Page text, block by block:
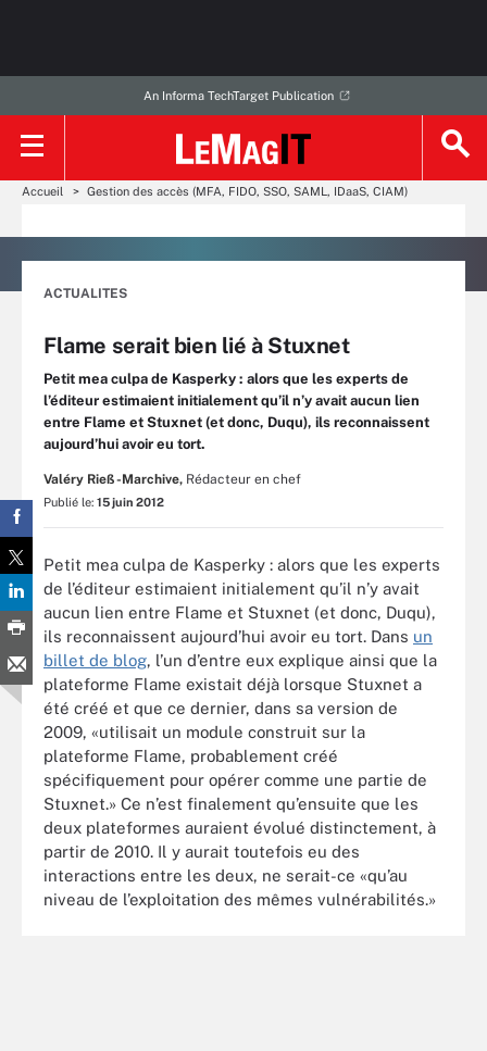
An Informa TechTarget Publication
Accueil Gestion des accès (MFA, FIDO, SSO, SAML, IDaaS, CIAM)
ACTUALITES
Flame serait bien lié à Stuxnet
Petit mea culpa de Kasperky : alors que les experts de
l’éditeur estimaient initialement qu’il n’y avait aucun lien
entre Flame et Stuxnet (et donc, Duqu), ils reconnaissent
aujourd’hui avoir eu tort.
Valéry Rieß-Marchive, Rédacteur en chef
Publié le: 15 juin 2012
Petit mea culpa de Kasperky : alors que les experts
de l’éditeur estimaient initialement qu’il n’y avait
aucun lien entre Flame et Stuxnet (et donc, Duqu),
ils reconnaissent aujourd’hui avoir eu tort. Dans un
billet de blog, l’un d’entre eux explique ainsi que la
plateforme Flame existait déjà lorsque Stuxnet a
été créé et que ce dernier, dans sa version de
2009, «utilisait un module construit sur la
plateforme Flame, probablement créé
spécifiquement pour opérer comme une partie de
Stuxnet.» Ce n’est finalement qu’ensuite que les
deux plateformes auraient évolué distinctement, à
partir de 2010. Il y aurait toutefois eu des
interactions entre les deux, ne serait-ce «qu’au
niveau de l’exploitation des mêmes vulnérabilités.»